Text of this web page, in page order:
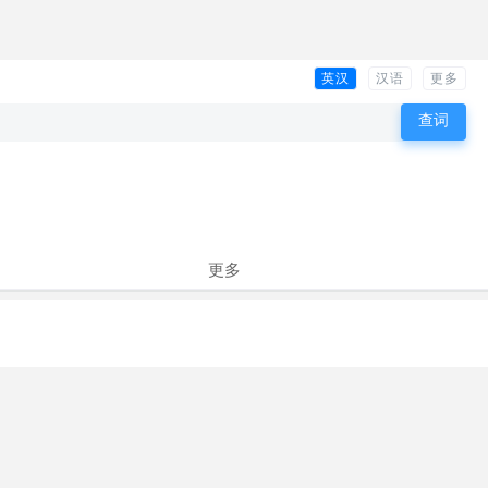
英汉 汉语 更多
更多